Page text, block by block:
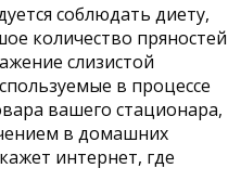
соблюдать диету,
количество пряностей
слизистой
в процессе
вашего стационара,
в домашних
интернет, где